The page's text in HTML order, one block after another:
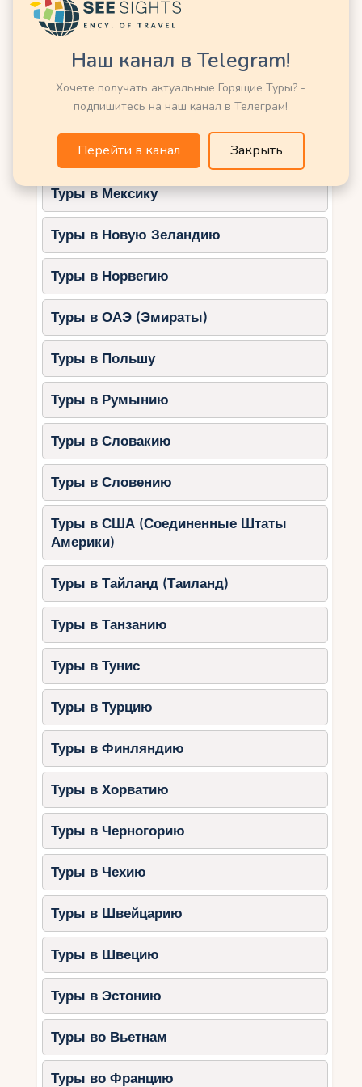
эксклюзивный отдых вдали от шумных
курортов.
Лучшие отели Краби:
Rayavadee Resort– отель среди
тропического леса с видами на скалы
и море.
Phulay Bay, a Ritz-Carlton Reserve
виллами.
Banyan Tree Krabi– идеальное
место для отдыха в полном
уединении.
Чем заняться?
Экскурсия на частной лодке по
островам Хонг.
Медитация и занятия йогой в спа-
центрах.
Посещение термальных источников и
знаменитого Изумрудного озера.
4. Бангкок – столица роскоши и
гастрономии
Бангкок предлагает идеальный баланс между
современным комфортом и тайской культурой.
Лучшие элитные отели Бангкока:
Mandarin Oriental Bangkok
из самых известных отелей в мире.
The Peninsula Bangkok
сервис и панорамные виды на реку
Чао Прайя.
Waldorf Astoria Bangkok–
сочетание современного дизайна и
высокого уровня комфорта.
Чем заняться?
Ужин в ресторане Michelin (Gaggan,
Le Normandie, Sühring).
Покупки в Siam Paragon и других
премиальных торговых центрах.
Вертолётный тур над Бангкоком и
рекой Чао Прайя.
Советы для организации
роскошного отдыха в
Таиланде
Бронируйте отели заранее
люксовые отели предлагают скидки
на раннее бронирование.
Выбирайте виллы и частные
Туры в Кению
Туры в Китай
Туры в Латвию
Туры в Марокко
Туры в Мексику
Туры в Новую Зеландию
Туры в Норвегию
Туры в ОАЭ (Эмираты)
Туры в Польшу
Туры в Румынию
Туры в Словакию
Туры в Словению
Туры в США (Соединенные Штаты
Америки)
Туры в Тайланд (Таиланд)
Туры в Танзанию
Туры в Тунис
Туры в Турцию
Туры в Финляндию
Туры в Хорватию
Туры в Черногорию
Туры в Чехию
Туры в Швейцарию
Туры в Швецию
Туры в Эстонию
Туры во Вьетнам
Туры во Францию
Наш канал в Telegram!
Хочете получать актуальные Горящие Туры? -
подпишитесь на наш канал в Телеграм!
Перейти в канал Закрыть